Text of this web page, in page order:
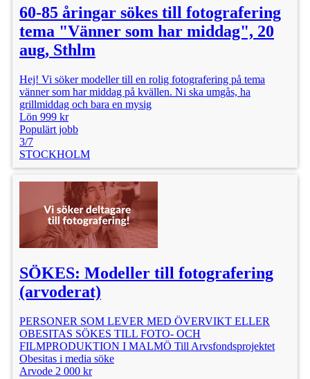
60-85 åringar sökes till fotografering
tema "Vänner som har middag", 20
aug, Sthlm
Hej! Vi söker modeller till en rolig fotografering på tema
vänner som har middag på kvällen. Ni ska umgås, ha
grillmiddag och bara en mysig
Lön 999 kr
Populärt jobb
3/7
STOCKHOLM
SÖKES: Modeller till fotografering
(arvoderat)
PERSONER SOM LEVER MED ÖVERVIKT ELLER
OBESITAS SÖKES TILL FOTO- OCH
FILMPRODUKTION I MALMÖ Till Arvsfondsprojektet
Obesitas i media söke
Arvode 2 000 kr